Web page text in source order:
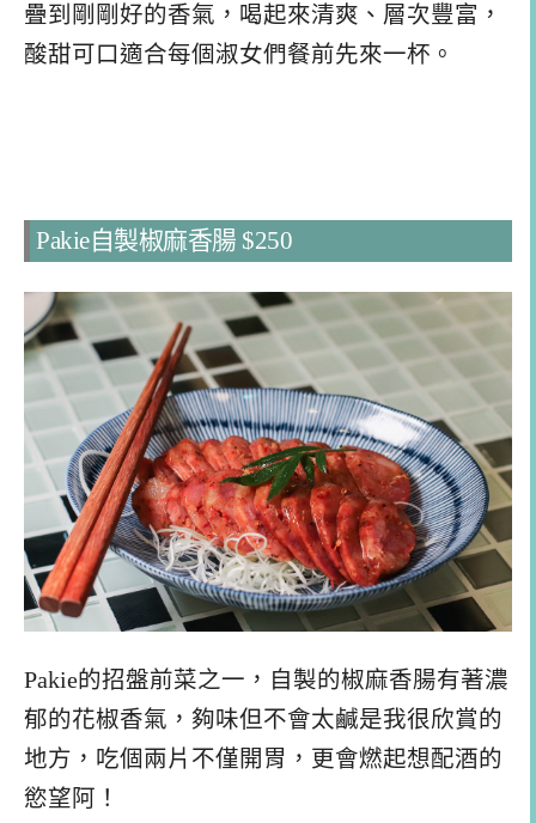
疊到剛剛好的香氣，喝起來清爽、層次豐富，
酸甜可口適合每個淑女們餐前先來一杯。
Pakie自製椒麻香腸 $250
Pakie的招盤前菜之一，自製的椒麻香腸有著濃
郁的花椒香氣，夠味但不會太鹹是我很欣賞的
地方，吃個兩片不僅開胃，更會燃起想配酒的
慾望阿！